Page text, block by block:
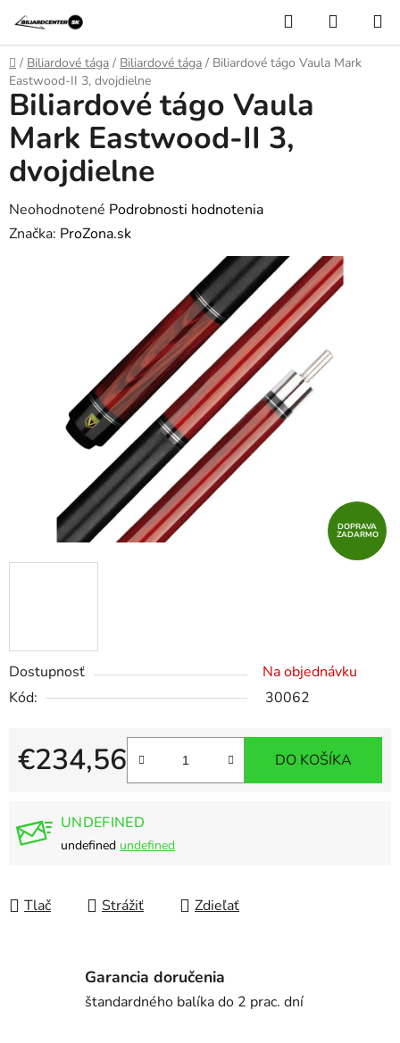
obsah
Hľadať
KOŠÍK
Domov
/ Biliardové tága / Biliardové tága / Biliardové tágo Vaula Mark
Eastwood-II 3, dvojdielne
Dostupnosť
Na objednávku
Kód:
30062
€234,56 DO KOŠÍKA
UNDEFINED
undefined undefined
Tlač Strážiť Zdieľať
Biliardové tágo Vaula
Mark Eastwood-II 3,
dvojdielne
Priemerné
hodnotenie
Neohodnotené Podrobnosti hodnotenia
Značka: ProZona.sk
DOPRAVA
ZADARMO
Garancia doručenia
štandardného balíka do 2 prac. dní